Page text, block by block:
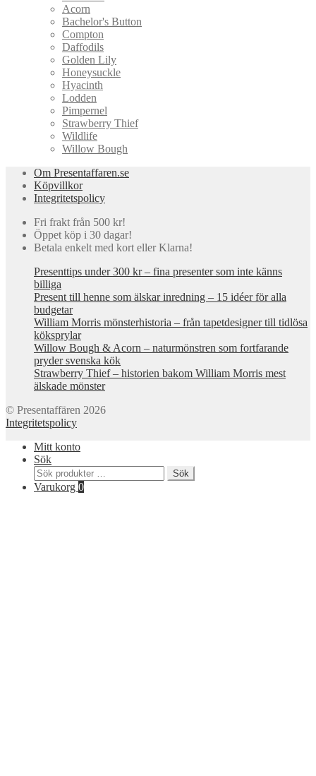
Acorn
Bachelor's Button
Compton
Daffodils
Golden Lily
Honeysuckle
Hyacinth
Lodden
Pimpernel
Strawberry Thief
Wildlife
Willow Bough
Om Presentaffaren.se
Köpvillkor
Integritetspolicy
Fri frakt från 500 kr!
Öppet köp i 30 dagar!
Betala enkelt med kort eller Klarna!
Presenttips under 300 kr – fina presenter som inte känns
billiga
Present till henne som älskar inredning – 15 idéer för alla
budgetar
William Morris mönsterhistoria – från tapetdesigner till tidlösa
köksprylar
Willow Bough & Acorn – naturmönstren som fortfarande
pryder svenska kök
Strawberry Thief – historien bakom William Morris mest
älskade mönster
© Presentaffären 2026
Integritetspolicy
Mitt konto
Sök
Sök
efter:
Sök
Varukorg 0